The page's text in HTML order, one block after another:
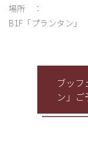
場所 ：
B1F「プランタン」
ブッ
ン」